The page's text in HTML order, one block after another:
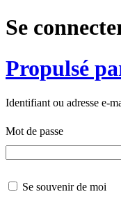
Se
Propulsé
Identifiant ou adresse e-
Mot de passe
Se souvenir de moi